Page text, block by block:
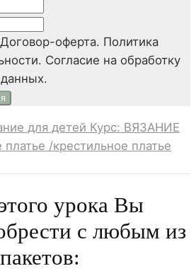
Договор-оферта. Политика
Согласие на обработку
для детей Курс: ВЯЗАНИЕ
/крестильное платье
урока Вы
с любым из